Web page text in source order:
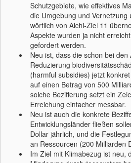
Schutzgebiete, wie effektives
die Umgebung und Vernetzung
wörtlich von Aichi-Ziel 11
Aspekte wurden ja nicht
gefordert werden.
Neu ist, dass die schon bei
Reduzierung
(harmful subsidies) jetzt
auf einen Betrag von 500
solche Bezifferung setzt ein
Erreichung einfacher messbar.
Neu ist auch die konkrete
Entwicklungsländer fließen
Dollar jährlich, und die
an Ressourcen (200 Milliarden
Im Ziel mit Klimabezug ist neu,